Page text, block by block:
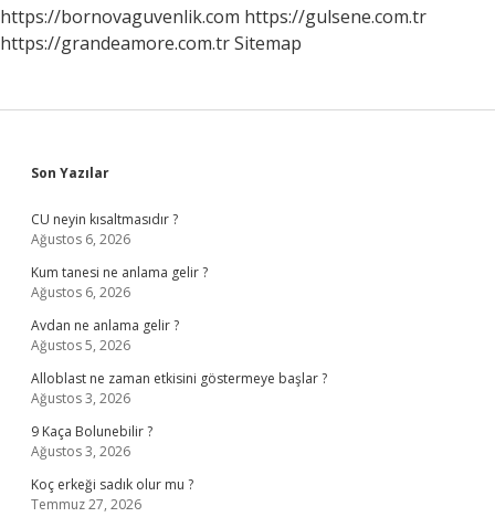
https://bornovaguvenlik.com https://gulsene.com.tr
https://grandeamore.com.trSitemap
Sidebar
Son Yazılar
CU neyin kısaltmasıdır ?
Ağustos 6, 2026
Kum tanesi ne anlama gelir ?
Ağustos 6, 2026
Avdan ne anlama gelir ?
Ağustos 5, 2026
Alloblast ne zaman etkisini göstermeye başlar ?
Ağustos 3, 2026
9 Kaça Bolunebilir ?
Ağustos 3, 2026
Koç erkeği sadık olur mu ?
Temmuz 27, 2026